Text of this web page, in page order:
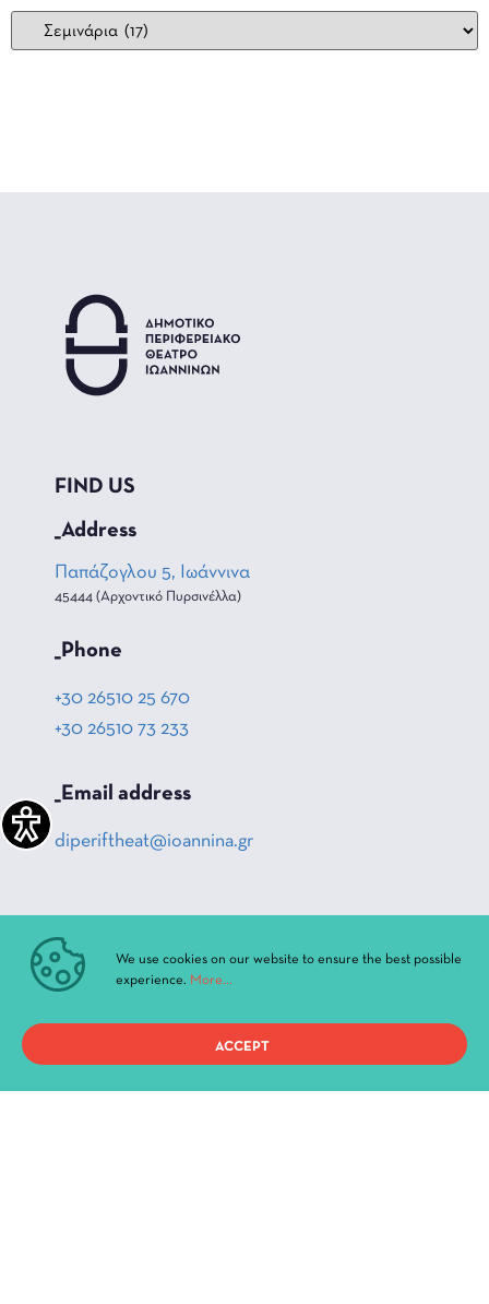
FIND US
_Address
Παπάζογλου 5, Ιωάννινα
45444 (Αρχοντικό Πυρσινέλλα)
_Phone
+30 26510 25 670
+30 26510 73 233
_Email address
diperiftheat@ioannina.gr
_Facebook
We use cookies on our website to ensure the best possible
experience. More...
ACCEPT